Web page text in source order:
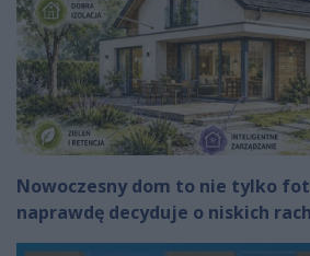
Nowoczesny dom to nie tylko
naprawdę decyduje o niskich